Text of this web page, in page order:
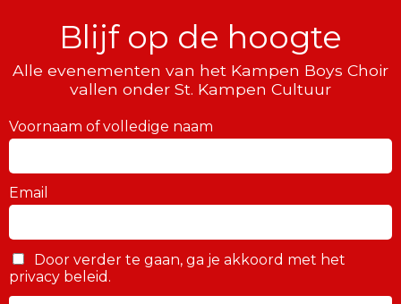
Blijf op de hoogte
Alle evenementen van het Kampen Boys Choir
vallen onder St. Kampen Cultuur
Voornaam of volledige naam
Email
Door verder te gaan, ga je akkoord met het
privacy beleid.